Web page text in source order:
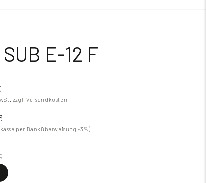
E-12 F
zzgl. Versandkosten
per Banküberweisung -3%)